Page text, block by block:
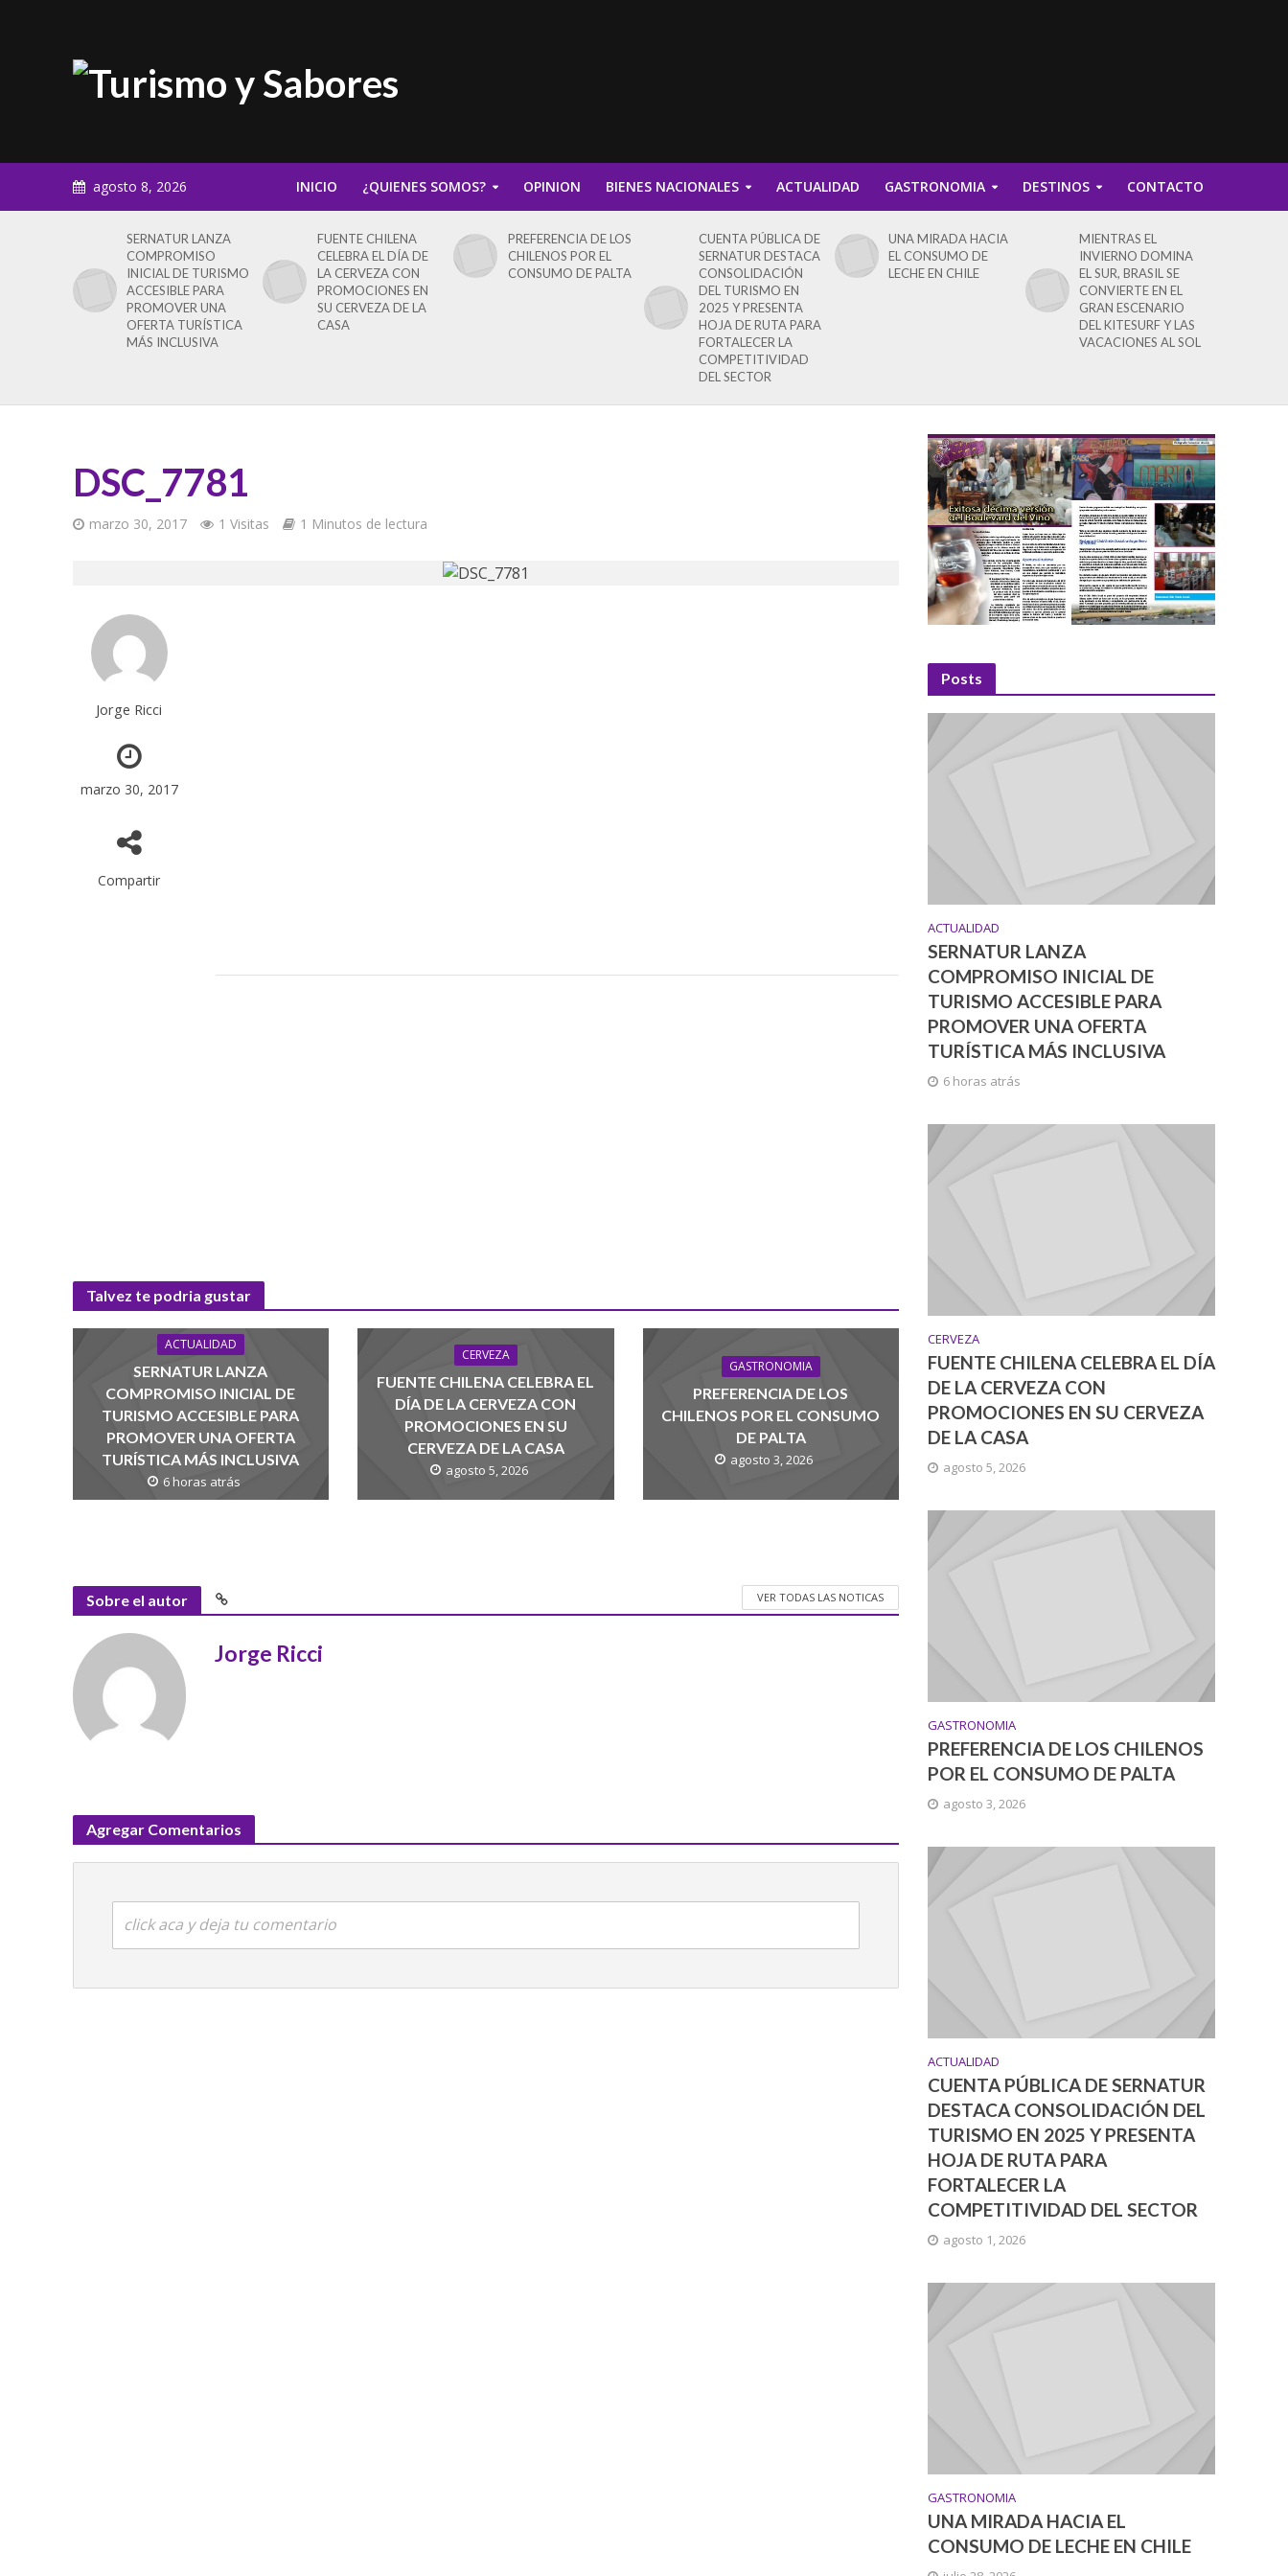
agosto 8, 2026 INICIO ¿QUIENES SOMOS? OPINION BIENES NACIONALES ACTUALIDAD GASTRONOMIA DESTINOS CONTACTO
SERNATUR LANZA
COMPROMISO
INICIAL DE TURISMO
ACCESIBLE PARA
PROMOVER UNA
OFERTA TURÍSTICA
MÁS INCLUSIVA
FUENTE CHILENA
CELEBRA EL DÍA DE
LA CERVEZA CON
PROMOCIONES EN
SU CERVEZA DE LA
CASA
PREFERENCIA DE LOS
CHILENOS POR EL
CONSUMO DE PALTA
CUENTA PÚBLICA DE
SERNATUR DESTACA
CONSOLIDACIÓN
DEL TURISMO EN
2025 Y PRESENTA
HOJA DE RUTA PARA
FORTALECER LA
COMPETITIVIDAD
DEL SECTOR
UNA MIRADA HACIA
EL CONSUMO DE
LECHE EN CHILE
MIENTRAS EL
INVIERNO DOMINA
EL SUR, BRASIL SE
CONVIERTE EN EL
GRAN ESCENARIO
DEL KITESURF Y LAS
VACACIONES AL SOL
DSC_7781
marzo 30, 2017 1 Visitas 1 Minutos de lectura
Jorge Ricci
marzo 30, 2017
Compartir
Talvez te podria gustar
ACTUALIDAD
SERNATUR LANZA
COMPROMISO INICIAL DE
TURISMO ACCESIBLE PARA
PROMOVER UNA OFERTA
TURÍSTICA MÁS INCLUSIVA
6 horas atrás
CERVEZA
FUENTE CHILENA CELEBRA EL
DÍA DE LA CERVEZA CON
PROMOCIONES EN SU
CERVEZA DE LA CASA
agosto 5, 2026
GASTRONOMIA
PREFERENCIA DE LOS
CHILENOS POR EL CONSUMO
DE PALTA
agosto 3, 2026
Sobre el autor VER TODAS LAS NOTICAS
Jorge Ricci
Agregar Comentarios
click aca y deja tu comentario
Posts
ACTUALIDAD
SERNATUR LANZA
COMPROMISO INICIAL DE
TURISMO ACCESIBLE PARA
PROMOVER UNA OFERTA
TURÍSTICA MÁS INCLUSIVA
6 horas atrás
CERVEZA
FUENTE CHILENA CELEBRA EL DÍA
DE LA CERVEZA CON
PROMOCIONES EN SU CERVEZA
DE LA CASA
agosto 5, 2026
GASTRONOMIA
PREFERENCIA DE LOS CHILENOS
POR EL CONSUMO DE PALTA
agosto 3, 2026
ACTUALIDAD
CUENTA PÚBLICA DE SERNATUR
DESTACA CONSOLIDACIÓN DEL
TURISMO EN 2025 Y PRESENTA
HOJA DE RUTA PARA
FORTALECER LA
COMPETITIVIDAD DEL SECTOR
agosto 1, 2026
GASTRONOMIA
UNA MIRADA HACIA EL
CONSUMO DE LECHE EN CHILE